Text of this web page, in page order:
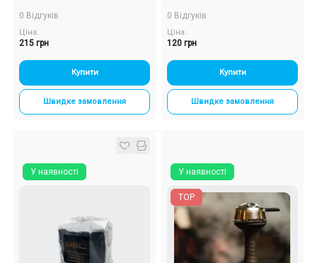
0 Відгуків
Ціна:
215 грн
Купити
Швидке замовлення
0 Відгуків
Ціна:
120 грн
Купити
Швидке замовлення
У наявності У наявності
TOP